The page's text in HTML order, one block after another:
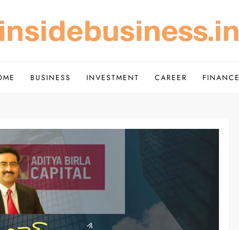
BUSINESS INVESTMENT CAREER FINANCE